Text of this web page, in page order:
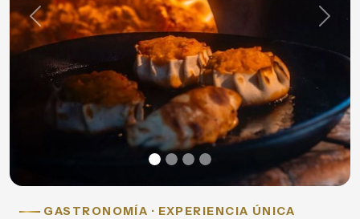
Previous Next
GASTRONOMÍA · EXPERIENCIA ÚNICA